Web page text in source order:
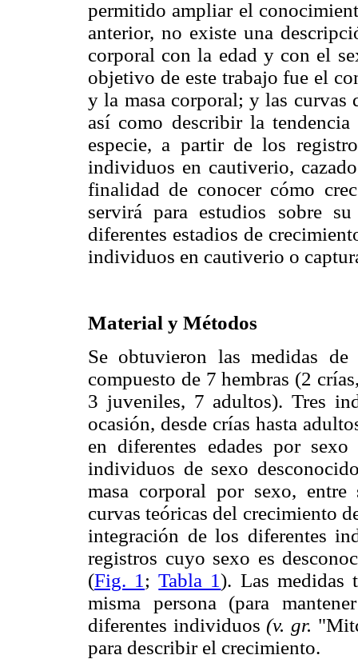
permitido ampliar el
anterior, no existe una
corporal con la edad y con el
objetivo de este trabajo fue el
y la masa corporal; y las curvas
así como describir la
especie, a partir de los
individuos en cautiverio,
finalidad de conocer cómo
servirá para estudios sobre
diferentes estadios de
individuos en cautiverio o
Material y Métodos
Se obtuvieron las medidas
compuesto de 7 hembras (2
3 juveniles, 7 adultos). Tres
ocasión, desde crías hasta
en diferentes edades por
individuos de sexo
masa corporal por sexo,
curvas teóricas del crecimiento
integración de los diferentes
registros cuyo sexo es
(Fig. 1 ;Tabla 1). Las medidas
misma persona (para
diferentes individuos(v. gr.
para describir el crecimiento.